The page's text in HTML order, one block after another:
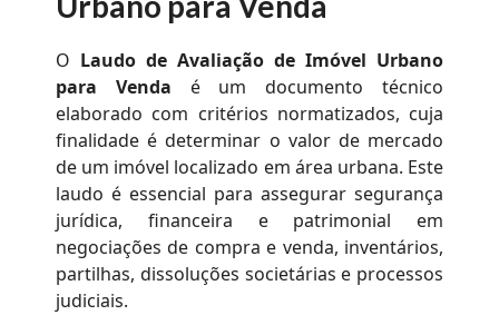
O Laudo de Avaliação de Imóvel Urbano
para Venda é um documento técnico
elaborado com critérios normatizados, cuja
finalidade é determinar o valor de mercado
de um imóvel localizado em área urbana. Este
laudo é essencial para assegurar segurança
jurídica, financeira e patrimonial em
negociações de compra e venda, inventários,
partilhas, dissoluções societárias e processos
judiciais.